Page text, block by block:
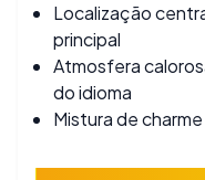
Localização
principal
Atmosfera
do idioma
Mistura de